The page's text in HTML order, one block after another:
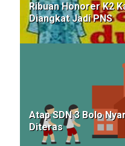
Ribuan Honorer K2
Diangkat Jadi PNS
Atap SDN 3 Bolo
Diteras